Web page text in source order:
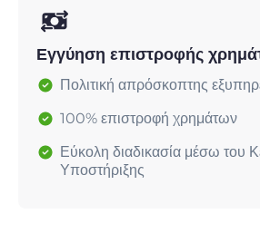
Εγγύηση επιστροφής
Πολιτική απρόσκοπτης
100% επιστροφή χρημάτων
Εύκολη διαδικασία μέσω του
Υποστήριξης